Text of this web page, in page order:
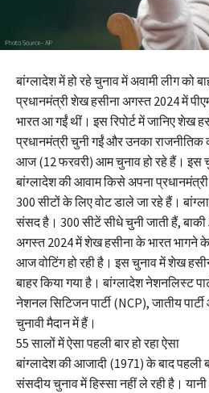
बांग्लादेश में हो रहे चुनाव में अवामी लीग को
प्रधानमंत्री शेख हसीना अगस्त 2024 में
भारत आ गईं थीं। इस रिपोर्ट में जानिए शेख
प्रधानमंत्री चुनी गईं और उनका राजनीतिक
आज (12 फरवरी) आम चुनाव हो रहे हैं। इस
बांग्लादेश की आवाम किसे अपना
300 सीटों के लिए वोट डाले जा रहे हैं।
संसद है। 300 सीटें सीधे चुनी जाती हैं, बाकी
अगस्त 2024 में शेख हसीना के भारत भागने के
आज वोटिंग हो रही है। इस चुनाव में शेख
बाहर किया गया है। बांग्लादेश नेशनलिस्ट
नेशनल सिटिजन पार्टी (NCP), जातीय
चुनावी मैदान में हैं।
55 सालों में ऐसा पहली बार हो रहा ऐसा
बांग्लादेश की आजादी (1971) के बाद पहली
संसदीय चुनाव में हिस्सा नहीं ले रही है।